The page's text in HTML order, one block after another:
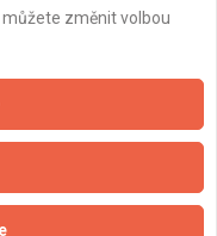
údajů
cookie
můžete změnit volbou